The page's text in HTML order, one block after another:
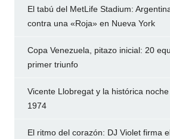
El tabú del MetLife Stadium:
contra una «Roja» en Nueva York
Copa Venezuela, pitazo inicial: 20
primer triunfo
Vicente Llobregat y la histórica
1974
El ritmo del corazón: DJ Violet firma